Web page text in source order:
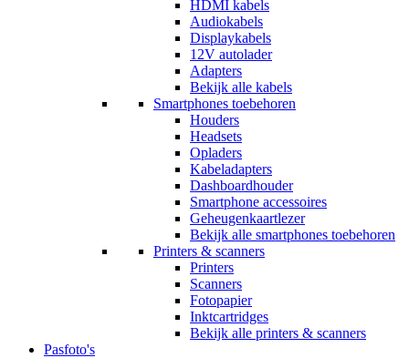
HDMI kabels
Audiokabels
Displaykabels
12V autolader
Adapters
Bekijk alle kabels
Smartphones toebehoren
Houders
Headsets
Opladers
Kabeladapters
Dashboardhouder
Smartphone accessoires
Geheugenkaartlezer
Bekijk alle smartphones toebehoren
Printers & scanners
Printers
Scanners
Fotopapier
Inktcartridges
Bekijk alle printers & scanners
Pasfoto's